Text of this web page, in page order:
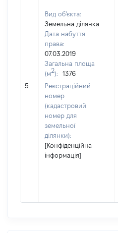
5
Вид об'єкта:
Земельна ділянка
Дата набуття
права:
07.03.2019
Загальна площа
(м2):
1376
Реєстраційний
номер
(кадастровий
номер для
земельної
ділянки):
[Конфіденційна
інформація]